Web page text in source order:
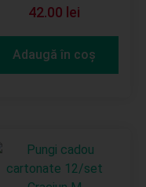
42.00 lei
Adaugă în coș